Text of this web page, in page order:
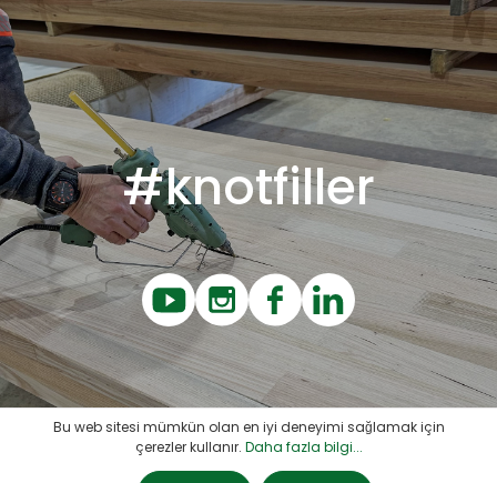
#knotfiller
Bu web sitesi mümkün olan en iyi deneyimi sağlamak için
çerezler kullanır. Daha fazla bilgi...